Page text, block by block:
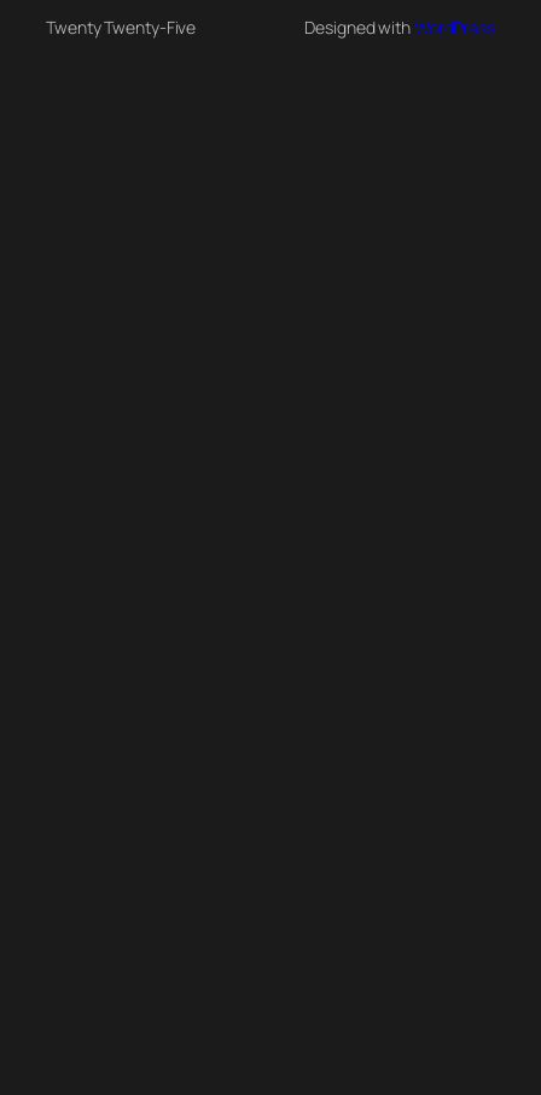
Twenty Twenty-Five Designed withWordPress